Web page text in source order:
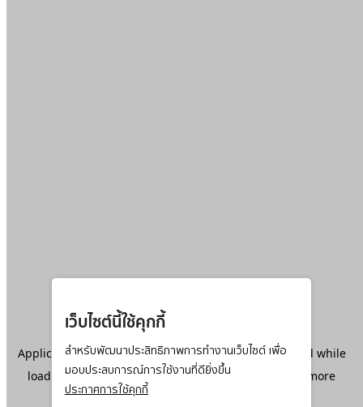
เว็บไซต์นี้ใช้คุกกี้
สำหรับพัฒนาประสิทธิภาพการทำงานเว็บไซต์ เพื่อ
มอบประสบการณ์การใช้งานที่ดียิ่งขึ้น
ประกาศการใช้คุกกี้
Application error: aclient-side exception has occurred while
loadingwww.ktc.co.th(see the browser console
for more
information).